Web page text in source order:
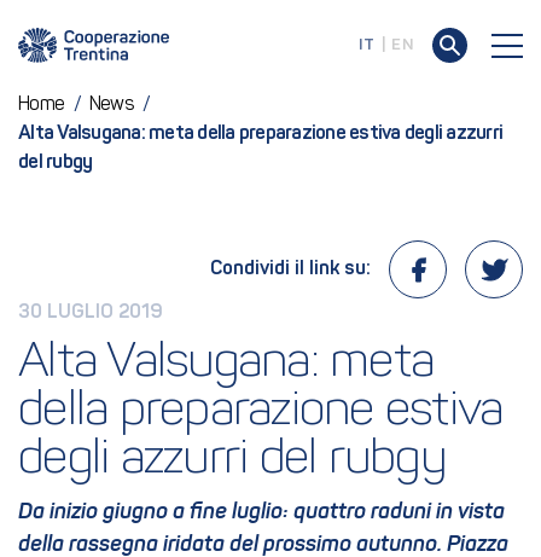
IT EN
Home / News /
Alta Valsugana: meta della preparazione estiva degli azzurri
del rubgy
30 LUGLIO 2019
Condividi il link su:
Alta Valsugana: meta
della preparazione estiva
degli azzurri del rubgy
Da inizio giugno a fine luglio: quattro raduni in vista
della rassegna iridata del prossimo autunno. Piazza